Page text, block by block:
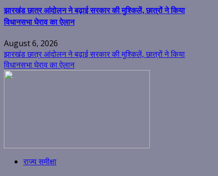
झारखंड छात्र आंदोलन ने बढ़ाई सरकार की मुश्किलें, छात्रों ने किया
विधानसभा घेराव का ऐलान
August 6, 2026
झारखंड छात्र आंदोलन ने बढ़ाई सरकार की मुश्किलें, छात्रों ने किया
विधानसभा घेराव का ऐलान
राज्य समीक्षा